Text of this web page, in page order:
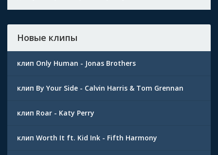
Новые клипы
клип Only Human - Jonas Brothers
клип By Your Side - Calvin Harris & Tom Grennan
клип Roar - Katy Perry
клип Worth It ft. Kid Ink - Fifth Harmony